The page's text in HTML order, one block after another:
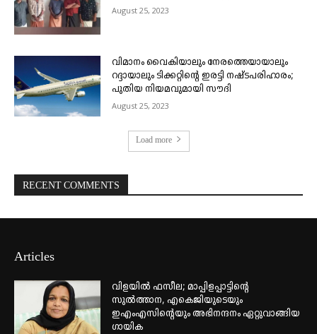
August 25, 2023
വിമാനം വൈകിയാലും നേരത്തെയായാലും
റദ്ദായാലും ടിക്കറ്റിന്റെ ഇരട്ടി നഷ്ടപരിഹാരം;
പുതിയ നിയമവുമായി സൗദി
August 25, 2023
Load more
RECENT COMMENTS
Articles
വിളയിൽ ഫസീല; മാപ്പിളപ്പാട്ടിന്റെ
സുൽത്താന, എകെജിയുടെയും
ഇഎംഎസിന്റെയും അഭിനന്ദനം ഏറ്റുവാങ്ങിയ
ഗായിക